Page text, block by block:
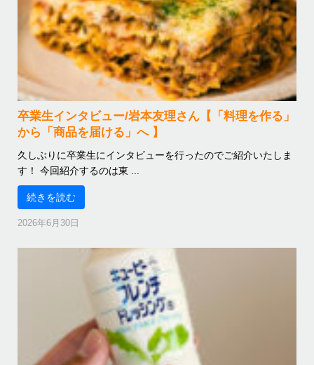
卒業生インタビュー/岩本友理さん【「料理を作る」
から「商品を届ける」へ 】
久しぶりに卒業生にインタビューを行ったのでご紹介いたしま
す！ 今回紹介するのは東 ...
続きを読む
2026年6月30日